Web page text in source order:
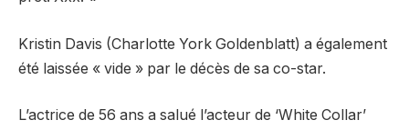
Kristin Davis (Charlotte York Goldenblatt) a également
été laissée « vide » par le décès de sa co-star.
L’actrice de 56 ans a salué l’acteur de ‘White Collar’